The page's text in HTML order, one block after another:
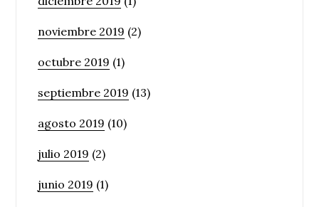
noviembre 2019 (2)
octubre 2019 (1)
septiembre 2019 (13)
agosto 2019 (10)
julio 2019 (2)
junio 2019 (1)